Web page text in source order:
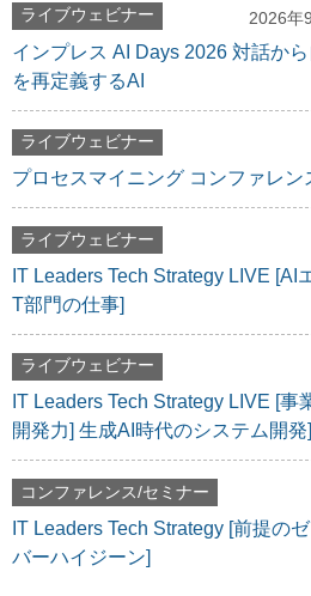
ライブウェビナー 2026年
インプレス AI Days 2026 対話か
を再定義するAI
ライブウェビナー
プロセスマイニング コンファレン
ライブウェビナー
IT Leaders Tech Strategy LIVE [AI
T部門の仕事]
ライブウェビナー
IT Leaders Tech Strategy LIVE [
開発力] 生成AI時代のシステム開発]
コンファレンス/セミナー
IT Leaders Tech Strategy [前提の
バーハイジーン]